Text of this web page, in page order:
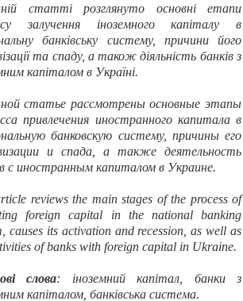
статті розглянуто основні етапи
залучення іноземного капіталу в
банківську систему, причини його
та спаду, а також діяльність банків з
капіталом в Україні.
статье рассмотрены основные этапы
привлечения иностранного капитала в
банковскую систему, причины его
и спада а также деятельность
с иностранным капиталом в Украине.
reviews the main stages of the process of
foreign capital in the national banking
causes its activation and recession, as well as
of banks with foreign capital in Ukraine.
слова: іноземний капітал, банки з
капіталом, банківська система.